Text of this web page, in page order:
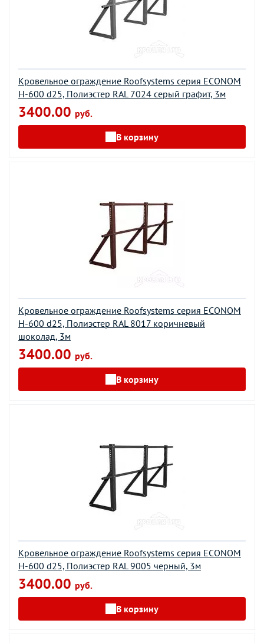
Кровельное ограждение Roofsystems серия ECONOM
H-600 d25, Полиэстер RAL 7024 серый графит, 3м
3400.00 руб.
В корзину
Кровельное ограждение Roofsystems серия ECONOM
H-600 d25, Полиэстер RAL 8017 коричневый
шоколад, 3м
3400.00 руб.
В корзину
Кровельное ограждение Roofsystems серия ECONOM
H-600 d25, Полиэстер RAL 9005 черный, 3м
3400.00 руб.
В корзину